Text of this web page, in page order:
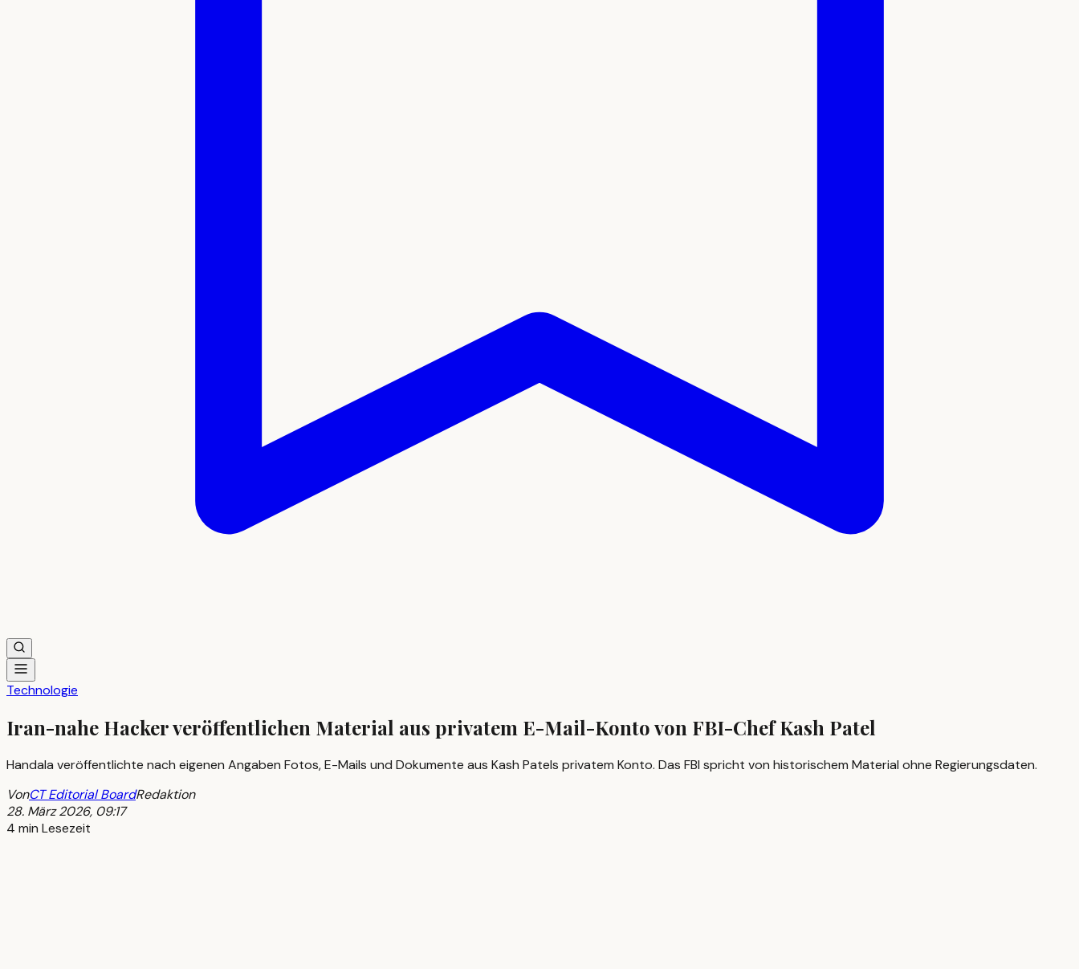
Technologie
Iran-nahe Hacker veröffentlichen Material aus privatem E-Mail-Konto von FBI-Chef Kash Patel
Handala veröffentlichte nach eigenen Angaben Fotos, E-Mails und Dokumente aus Kash Patels privatem Konto. Das FBI spricht von historischem Material ohne Regierungsdaten.
VonCT Editorial BoardRedaktion
28. März 2026, 09:17
4 min Lesezeit